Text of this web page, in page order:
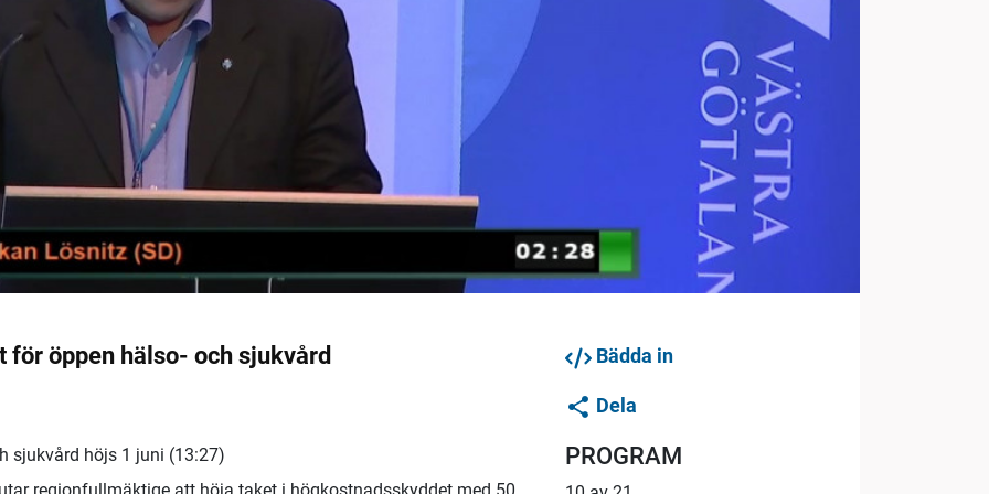
öppen hälso- och sjukvård
sjukvård höjs 1 juni (13:27)
Bädda in
Dela
PROGRAM